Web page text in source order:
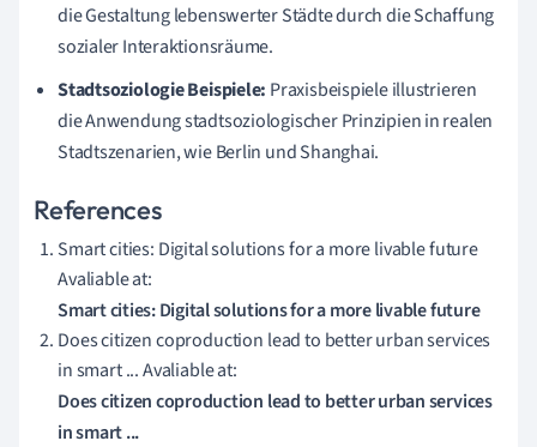
die Gestaltung lebenswerter Städte durch die Schaffung
sozialer Interaktionsräume.
Stadtsoziologie Beispiele: Praxisbeispiele illustrieren
die Anwendung stadtsoziologischer Prinzipien in realen
Stadtszenarien, wie Berlin und Shanghai.
References
Smart cities: Digital solutions for a more livable future
Avaliable at:
Smart cities: Digital solutions for a more livable future
Does citizen coproduction lead to better urban services
in smart ... Avaliable at:
Does citizen coproduction lead to better urban services
in smart ...